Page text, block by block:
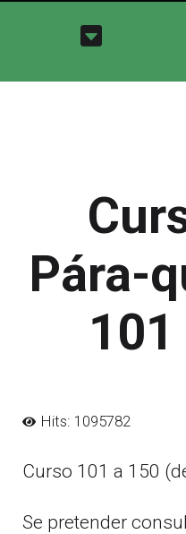
Pára-
Hits: 1095782
Curso 101 a 150
Se pretender